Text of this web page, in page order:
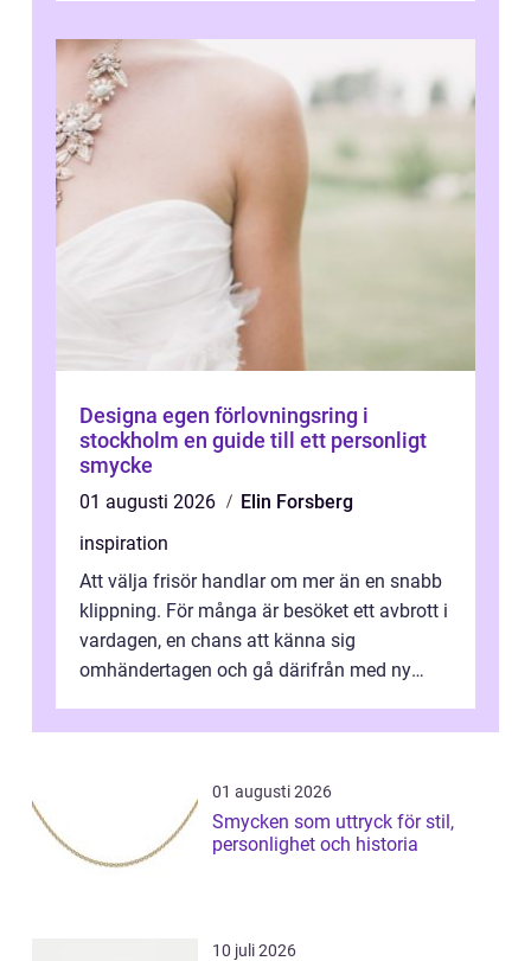
Designa egen förlovningsring i
stockholm en guide till ett personligt
smycke
01 augusti 2026
Elin Forsberg
inspiration
Att välja frisör handlar om mer än en snabb
klippning. För många är besöket ett avbrott i
vardagen, en chans att känna sig
omhändertagen och gå därifrån med ny
01 augusti 2026
Smycken som uttryck för stil,
personlighet och historia
10 juli 2026